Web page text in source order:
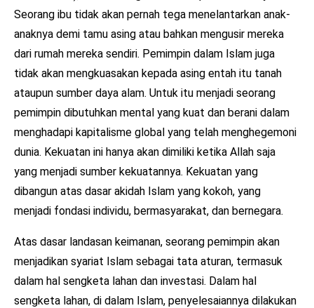
Seorang ibu tidak akan pernah tega menelantarkan anak-
anaknya demi tamu asing atau bahkan mengusir mereka
dari rumah mereka sendiri. Pemimpin dalam Islam juga
tidak akan mengkuasakan kepada asing entah itu tanah
ataupun sumber daya alam. Untuk itu menjadi seorang
pemimpin dibutuhkan mental yang kuat dan berani dalam
menghadapi kapitalisme global yang telah menghegemoni
dunia. Kekuatan ini hanya akan dimiliki ketika Allah saja
yang menjadi sumber kekuatannya. Kekuatan yang
dibangun atas dasar akidah Islam yang kokoh, yang
menjadi fondasi individu, bermasyarakat, dan bernegara.
Atas dasar landasan keimanan, seorang pemimpin akan
menjadikan syariat Islam sebagai tata aturan, termasuk
dalam hal sengketa lahan dan investasi. Dalam hal
sengketa lahan, di dalam Islam, penyelesaiannya dilakukan